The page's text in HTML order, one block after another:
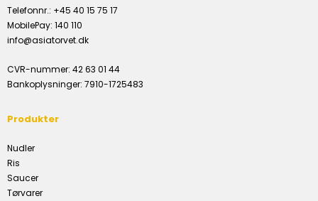
Telefonnr.: +45 40 15 75 17
MobilePay: 140 110
info@asiatorvet.dk
CVR-nummer: 42 63 01 44
Bankoplysninger: 7910-1725483
Produkter
Nudler
Ris
Saucer
Tørvarer